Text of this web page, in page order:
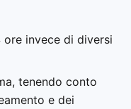
ore invece di diversi
tenendo conto
e dei